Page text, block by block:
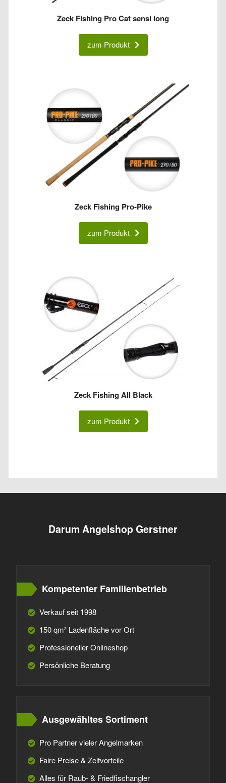
Zeck Fishing Pro Cat sensi long
zum Produkt
Zeck Fishing Pro-Pike
zum Produkt
Zeck Fishing All Black
zum Produkt
Darum Angelshop Gerstner
Kompetenter Familienbetrieb
Verkauf seit 1998
150 qm² Ladenfläche vor Ort
Professioneller Onlineshop
Persönliche Beratung
Ausgewähltes Sortiment
Pro Partner vieler Angelmarken
Faire Preise & Zeitvorteile
Alles für Raub- & Friedfischangler